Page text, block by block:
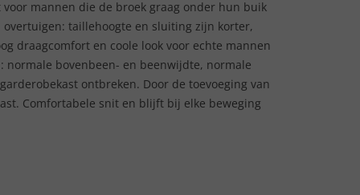
mannen die de broek graag onder hun buik
overtuigen: taillehoogte en sluiting zijn korter,
draagcomfort en coole look voor echte mannen
bovenbeen- en beenwijdte, normale
ontbreken. Door de toevoeging van
Comfortabele snit en blijft bij elke beweging